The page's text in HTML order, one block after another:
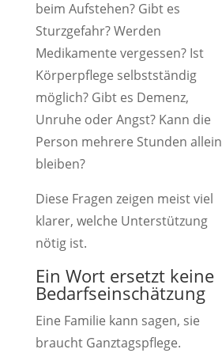
beim Aufstehen? Gibt es
Sturzgefahr? Werden
Medikamente vergessen? Ist
Körperpflege selbstständig
möglich? Gibt es Demenz,
Unruhe oder Angst? Kann die
Person mehrere Stunden allein
bleiben?
Diese Fragen zeigen meist viel
klarer, welche Unterstützung
nötig ist.
Ein Wort ersetzt keine
Bedarfseinschätzung
Eine Familie kann sagen, sie
braucht Ganztagspflege.